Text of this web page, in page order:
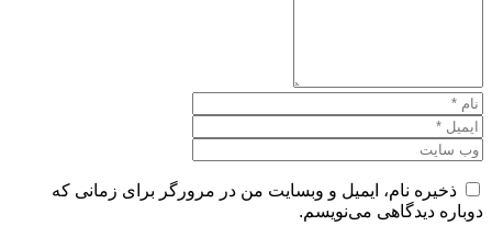
ذخیره نام، ایمیل و وبسایت من در مرورگر برای زمانی که
دوباره دیدگاهی می‌نویسم.